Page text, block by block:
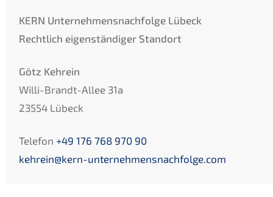
KERN Unternehmensnachfolge Lübeck
Rechtlich eigenständiger Standort
Götz Kehrein
Willi-Brandt-Allee 31a
23554 Lübeck
Telefon +49 176 768 970 90
kehrein@kern-unternehmensnachfolge.com